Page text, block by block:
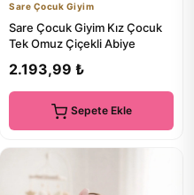
Sare Çocuk Giyim
Sare Çocuk Giyim Kız Çocuk
Tek Omuz Çiçekli Abiye
2.193,99 ₺
Sepete Ekle